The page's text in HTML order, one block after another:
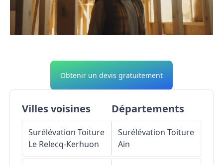
Obtenir un devis gratuitement
Villes voisines
Surélévation Toiture
Le Relecq-Kerhuon
Départements
Surélévation Toiture
Ain